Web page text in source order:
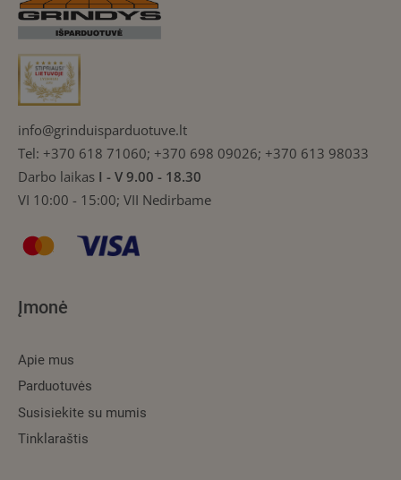
info@grinduisparduotuve.lt
Tel: +370 618 71060; +370 698 09026; +370 613 98033
Darbo laikas I - V 9.00 - 18.30
VI 10:00 - 15:00; VII Nedirbame
Įmonė
Apie mus
Susisiekite su mumis
Parduotuvės
Tinklaraštis